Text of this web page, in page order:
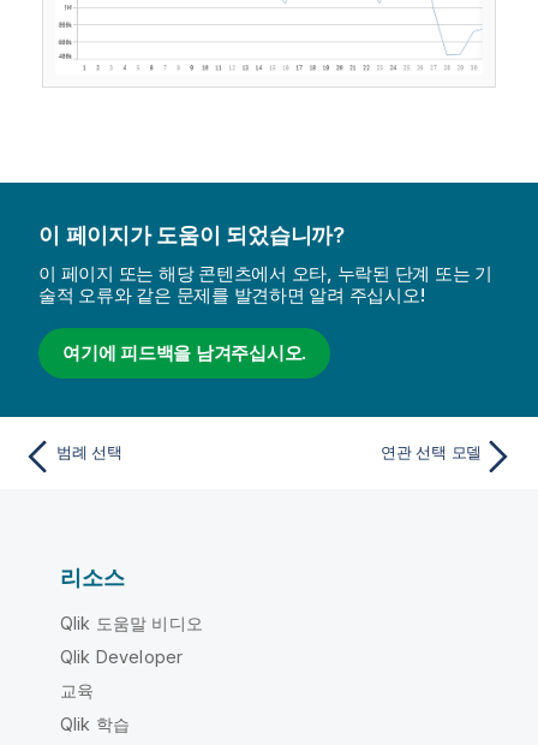
이 페이지가 도움이 되었습니까?
이 페이지 또는 해당 콘텐츠에서 오타, 누락된 단계 또는 기
술적 오류와 같은 문제를 발견하면 알려 주십시오!
여기에 피드백을 남겨주십시오.
범례 선택 연관 선택 모델
리소스
Qlik 도움말 비디오
Qlik Developer
교육
Qlik 학습